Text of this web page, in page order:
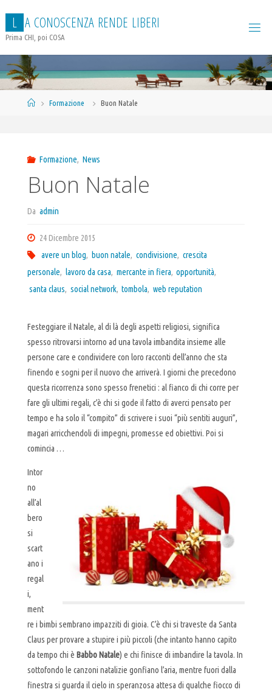
contenuto
L A CONOSCENZA RENDE LIBERI
Prima CHI, poi COSA
HomeFormazione Buon Natale
Formazione, News
Buon Natale
Da admin
24 Dicembre 2015
avere un blog, buon natale, condivisione, crescita
personale, lavoro da casa, mercante in fiera, opportunità,
santa claus, social network, tombola, web reputation
Festeggiare il Natale, al di là degli aspetti religiosi, significa
spesso ritrovarsi intorno ad una tavola imbandita insieme alle
persone care e condividere con loro racconti dell’anno che sta
finendo e sogni per il nuovo che arriverà. I giorni che precedono
questa ricorrenza sono spesso frenetici : al fianco di chi corre per
fare gli ultimi regali, c’è chi si gode il fatto di averci pensato per
tempo e ha solo il “compito” di scrivere i suoi “più sentiti auguri”,
magari arricchendoli di impegni, promesse ed obiettivi. Poi si
comincia …
Intor
no
all’al
bero
si
scart
ano i
regal
i,
ment
re i bimbi sembrano impazziti di gioia. C’è chi si traveste da Santa
Claus per provare a stupire i più piccoli (che intanto hanno capito
da tempo chi è Babbo Natale) e chi finisce di imbandire la tavola. In
sottofondo le canzoni natalizie gonfiano l’aria, mentre fuori dalla
finestra si guarda il cielo in speranzosa attesa di qualche fiocco di